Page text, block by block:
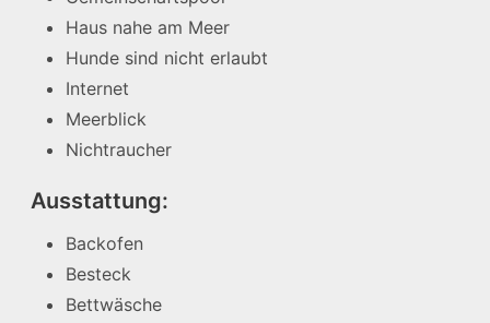
Haus nahe am Meer
Hunde sind nicht erlaubt
Internet
Meerblick
Nichtraucher
Ausstattung:
Backofen
Besteck
Bettwäsche